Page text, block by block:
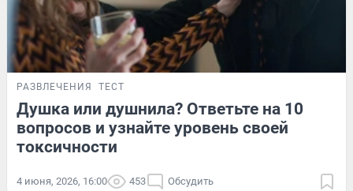
РАЗВЛЕЧЕНИЯ ТЕСТ
Душка или душнила? Ответьте на 10
вопросов и узнайте уровень своей
токсичности
4 июня, 2026, 16:00 453 Обсудить